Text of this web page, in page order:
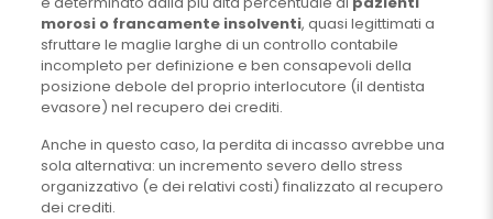
morosi o francamente insolventi, quasi legittimati a
sfruttare le maglie larghe di un controllo contabile
incompleto per definizione e ben consapevoli della
posizione debole del proprio interlocutore (il dentista
evasore) nel recupero dei crediti.
Anche in questo caso, la perdita di incasso avrebbe una
sola alternativa: un incremento severo dello stress
organizzativo (e dei relativi costi) finalizzato al recupero
dei crediti.